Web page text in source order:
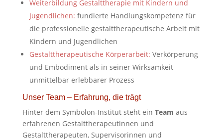
Weiterbildung Gestalttherapie mit Kindern und
Jugendlichen: fundierte Handlungskompetenz für
die professionelle gestalttherapeutische Arbeit mit
Kindern und Jugendlichen
Gestalttherapeutische Körperarbeit: Verkörperung
und Embodiment als in seiner Wirksamkeit
unmittelbar erlebbarer Prozess
Unser Team – Erfahrung, die trägt
Hinter dem Symbolon-Institut steht ein Team aus
erfahrenen Gestalttherapeutinnen und
Gestalttherapeuten, Supervisorinnen und